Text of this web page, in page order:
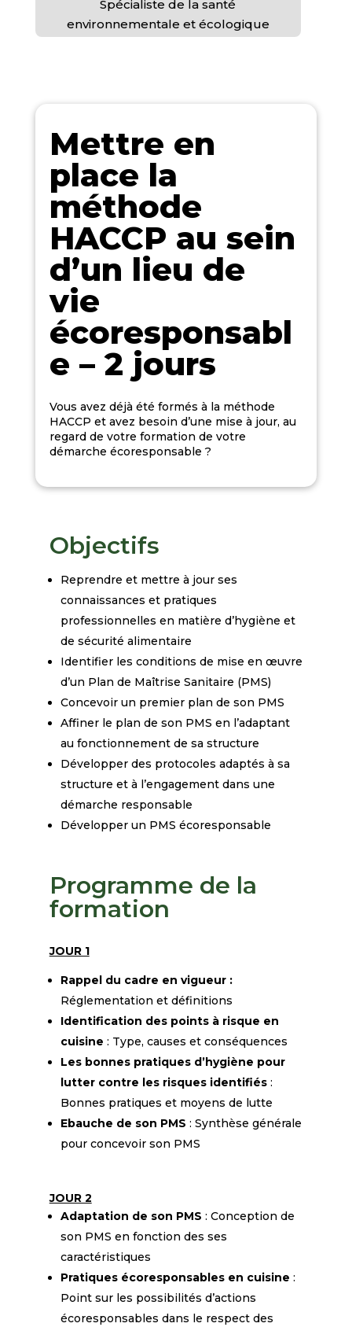
Spécialiste de la santé
environnementale et écologique
Mettre en
place la
méthode
HACCP au sein
d’un lieu de
vie
écoresponsabl
e – 2 jours
Vous avez déjà été formés à la méthode
HACCP et avez besoin d’une mise à jour, au
regard de votre formation de votre
démarche écoresponsable ?
Objectifs
Reprendre et mettre à jour ses
connaissances et pratiques
professionnelles en matière d’hygiène et
de sécurité alimentaire
Identifier les conditions de mise en œuvre
d’un Plan de Maîtrise Sanitaire (PMS)
Concevoir un premier plan de son PMS
Affiner le plan de son PMS en l’adaptant
au fonctionnement de sa structure
Développer des protocoles adaptés à sa
structure et à l’engagement dans une
démarche responsable
Développer un PMS écoresponsable
Programme de la
formation
JOUR 1
Rappel du cadre en vigueur:
Réglementation et définitions
Identification des points à risque en
cuisine : Type, causes et conséquences
Les bonnes pratiques d’hygiène pour
lutter contre les risques identifiés:
Bonnes pratiques et moyens de lutte
Ebauche de son PMS : Synthèse générale
pour concevoir son PMS
JOUR 2
Adaptation de son PMS : Conception de
son PMS en fonction des ses
caractéristiques
Pratiques écoresponsables en cuisine :
Point sur les possibilités d’actions
écoresponsables dans le respect des